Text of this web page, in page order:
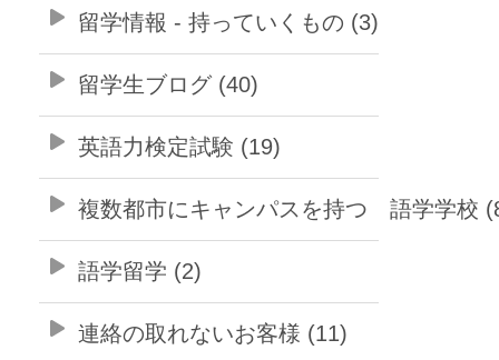
留学情報 - 持っていくもの (3)
留学生ブログ (40)
英語力検定試験 (19)
複数都市にキャンパスを持つ 語学学校
語学留学 (2)
連絡の取れないお客様 (11)